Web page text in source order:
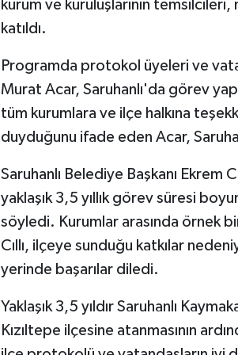
kurum ve kuruluşlarının
katıldı.
Programda protokol üyeleri ve
Murat Acar, Saruhanlı'da görev
tüm kurumlara ve ilçe halkına
duyduğunu ifade eden Acar,
Saruhanlı Belediye Başkanı Ekrem
yaklaşık 3,5 yıllık görev süresi
söyledi. Kurumlar arasında örnek
Cıllı, ilçeye sunduğu katkılar
yerinde başarılar diledi.
Yaklaşık 3,5 yıldır Saruhanlı
Kızıltepe ilçesine atanmasının